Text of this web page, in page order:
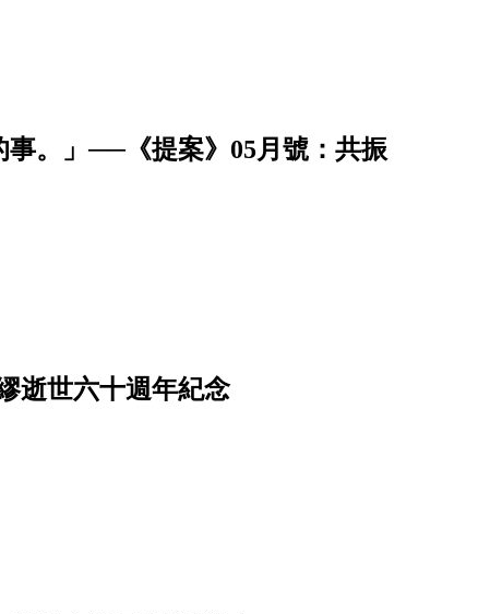
事。」──《提案》05月號：共振
逝世六十週年紀念